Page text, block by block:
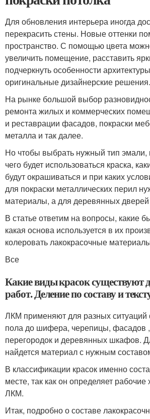
Для обновления интерьера иногда
перекрасить стены. Новые оттенки
пространство. С помощью цвета
увеличить помещение, расставить
подчеркнуть особенности
оригинальные дизайнерские решения.
На рынке большой выбор
ремонта жилых и коммерческих
и реставрации фасадов, покраски
металла и так далее.
Но чтобы выбрать нужный тип эмали,
чего будет использоваться краска,
будут окрашиваться и при каких
для покраски металлических перил
материалы, а для деревянных
В статье ответим на вопросы, какие
какая основа используется в их
колеровать лакокрасочные
Все
Какие виды красок существуют
работ. Деление по составу и
ЛКМ применяют для разных ситуаций
пола до шифера, черепицы, фасадов ,
перегородок и деревянных шкафов.
найдется материал с нужным
В классификации красок именно
месте, так как он определяет рабочие
ЛКМ.
Итак, подробно о составе